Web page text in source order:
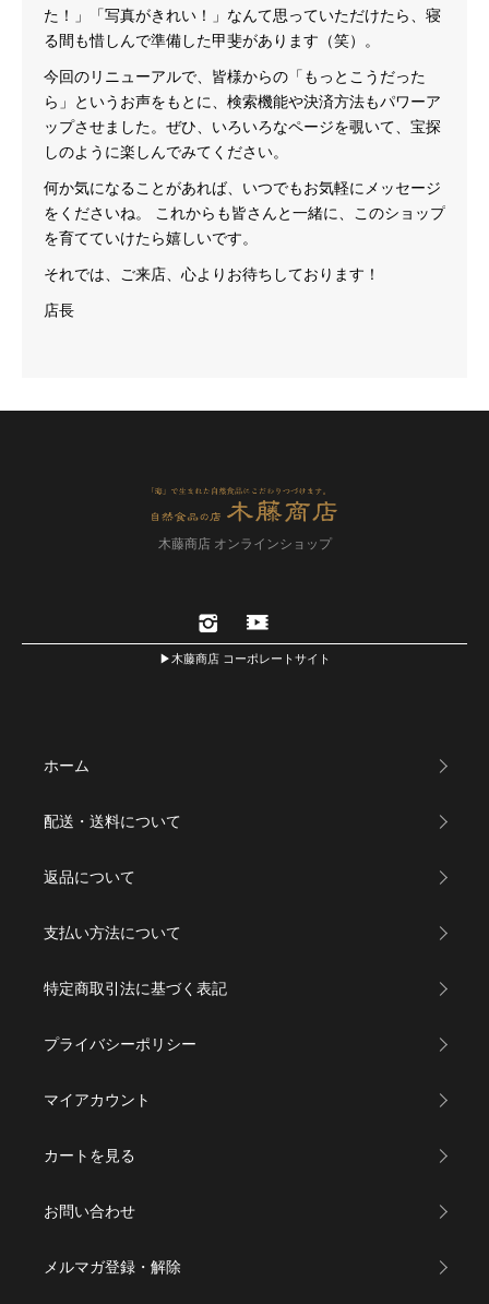
た！」「写真がきれい！」なんて思っていただけたら、寝
る間も惜しんで準備した甲斐があります（笑）。
今回のリニューアルで、皆様からの「もっとこうだった
ら」というお声をもとに、検索機能や決済方法もパワーア
ップさせました。ぜひ、いろいろなページを覗いて、宝探
しのように楽しんでみてください。
何か気になることがあれば、いつでもお気軽にメッセージ
をくださいね。 これからも皆さんと一緒に、このショップ
を育てていけたら嬉しいです。
それでは、ご来店、心よりお待ちしております！
店長
木藤商店 オンラインショップ
▶木藤商店 コーポレートサイト
ホーム
配送・送料について
返品について
支払い方法について
特定商取引法に基づく表記
プライバシーポリシー
マイアカウント
カートを見る
お問い合わせ
メルマガ登録・解除